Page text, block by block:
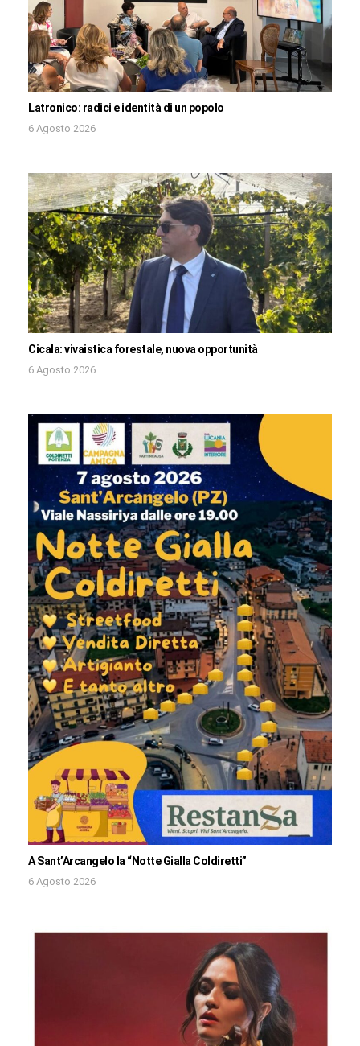
Latronico: radici e identità di un popolo
6 Agosto 2026
Cicala: vivaistica forestale, nuova opportunità
6 Agosto 2026
A Sant’Arcangelo la “Notte Gialla Coldiretti”
6 Agosto 2026